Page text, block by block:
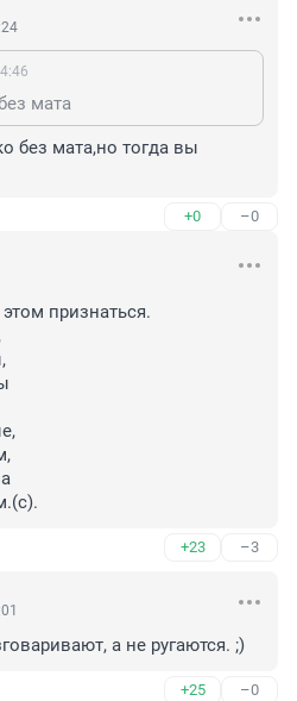
мата
без мата,но тогда вы
+0 –0
признаться.
+23 –3
а не ругаются. ;)
+25 –0